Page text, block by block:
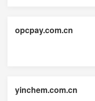
opcpay.com.cn
yinchem.com.cn